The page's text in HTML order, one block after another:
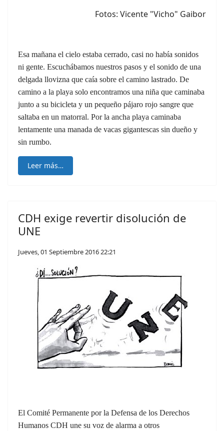
Fotos: Vicente "Vicho" Gaibor
Esa mañana el cielo estaba cerrado, casi no había sonidos
ni gente. Escuchábamos nuestros pasos y el sonido de una
delgada llovizna que caía sobre el camino lastrado. De
camino a la playa solo encontramos una niña que caminaba
junto a su bicicleta y un pequeño pájaro rojo sangre que
saltaba en un matorral. Por la ancha playa caminaba
lentamente una manada de vacas gigantescas sin dueño y
sin rumbo.
Leer más…
CDH exige revertir disolución de
UNE
Jueves, 01 Septiembre 2016 22:21
El Comité Permanente por la Defensa de los Derechos
Humanos CDH une su voz de alarma a otros